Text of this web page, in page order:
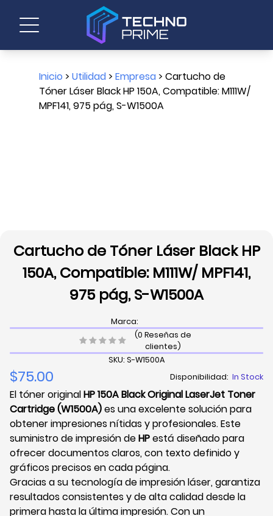
Inicio > Utilidad> Empresa> Cartucho de
Tóner Láser Black HP 150A, Compatible: M111W/
MPF141, 975 pág, S-W1500A
Cartucho de Tóner Láser Black HP
150A, Compatible: M111W/ MPF141,
975 pág, S-W1500A
Marca:
(0 Reseñas de
clientes)
SKU: S-W1500A
$75.00 Disponibilidad: In Stock
El tóner originalHP 150A Black Original LaserJet Toner
Cartridge (W1500A)es una excelente solución para
obtener impresiones nítidas y profesionales. Este
suministro de impresión deHPestá diseñado para
ofrecer documentos claros, con texto definido y
gráficos precisos en cada página.
Gracias a su tecnología de impresión láser, garantiza
resultados consistentes y de alta calidad desde la
primera hasta la última impresión. Con un